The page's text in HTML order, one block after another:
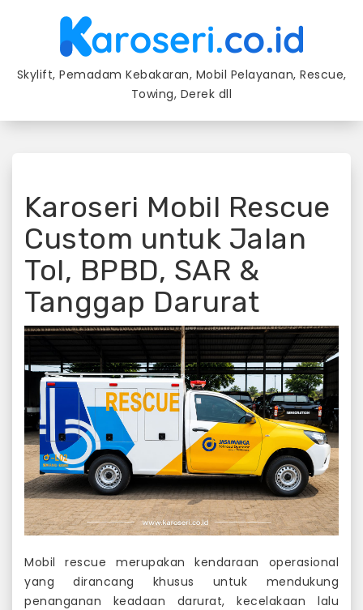
content
Skylift, Pemadam Kebakaran, Mobil Pelayanan, Rescue,
Towing, Derek dll
Karoseri Mobil Rescue
Custom untuk Jalan
Tol, BPBD, SAR &
Tanggap Darurat
Mobil rescue merupakan kendaraan operasional
yang dirancang khusus untuk mendukung
penanganan keadaan darurat, kecelakaan lalu